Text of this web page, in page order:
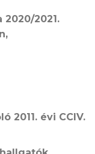
2020/2021.
2011. évi CCIV.